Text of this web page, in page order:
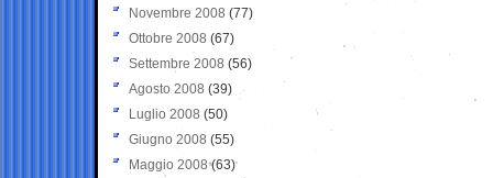
Novembre 2008 (77)
Ottobre 2008 (67)
Settembre 2008 (56)
Agosto 2008 (39)
Luglio 2008 (50)
Giugno 2008 (55)
Maggio 2008(63)